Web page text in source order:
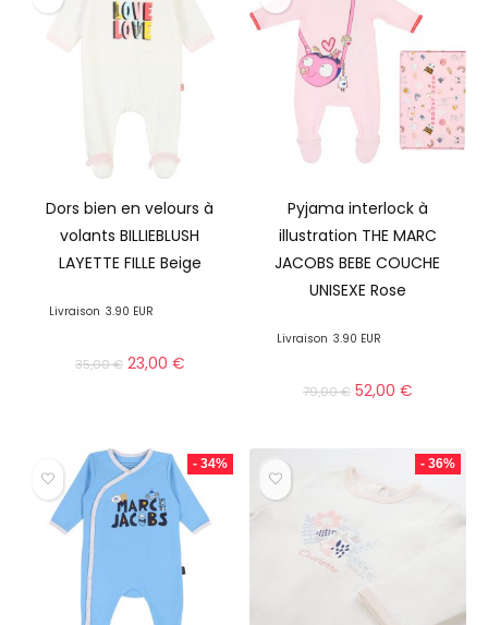
Dors bien en velours à
volants BILLIEBLUSH
LAYETTE FILLE Beige
Livraison 3.90 EUR
35,00€ 23,00 €
Pyjama interlock à
illustration THE MARC
JACOBS BEBE COUCHE
UNISEXE Rose
Livraison 3.90 EUR
79,00€ 52,00 €
- 34% - 36%